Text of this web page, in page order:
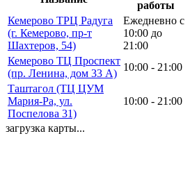
работы
Кемерово ТРЦ Радуга
(г. Кемерово, пр-т
Шахтеров, 54)
Ежедневно с
10:00 до
21:00
Кемерово ТЦ Проспект
(пр. Ленина, дом 33 А)
10:00 - 21:00
Таштагол (ТЦ ЦУМ
Мария-Ра, ул.
Поспелова 31)
10:00 - 21:00
загрузка карты...